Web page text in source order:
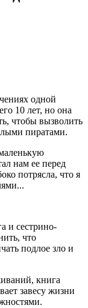
одной
10 лет, но она
чтобы вызволить
пиратами.
нам ее перед
потрясла, что я
и сестрино-
что
подлое зло и
книга
завесу жизни